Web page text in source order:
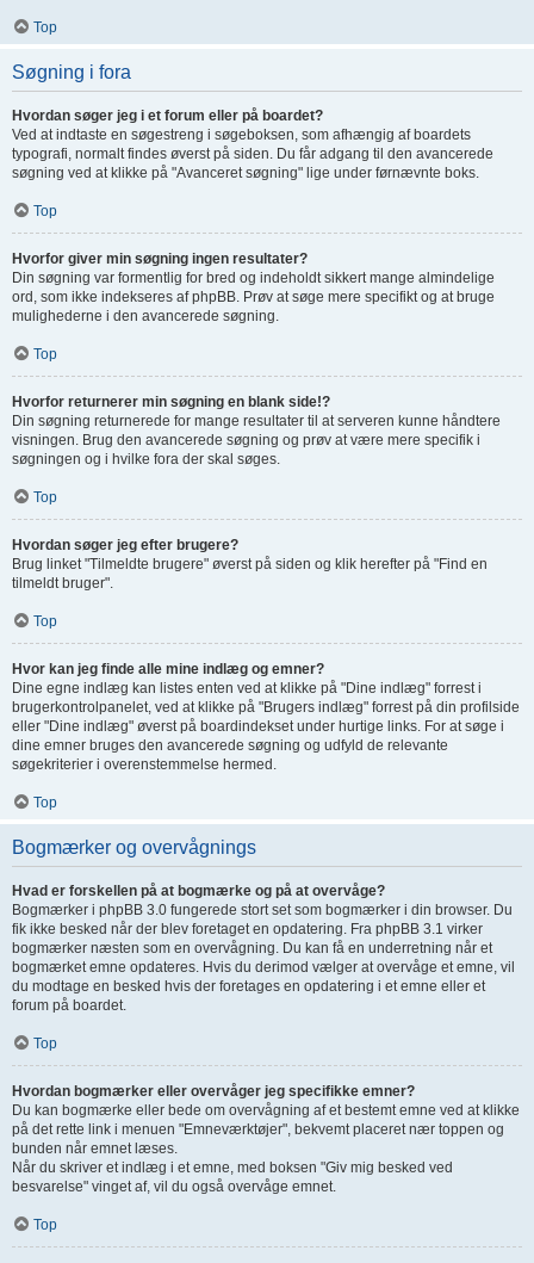
Top
Søgning i fora
Hvordan søger jeg i et forum eller på boardet?
Ved at indtaste en søgestreng i søgeboksen, som afhængig af boardets
typografi, normalt findes øverst på siden. Du får adgang til den avancerede
søgning ved at klikke på "Avanceret søgning" lige under førnævnte boks.
Top
Hvorfor giver min søgning ingen resultater?
Din søgning var formentlig for bred og indeholdt sikkert mange almindelige
ord, som ikke indekseres af phpBB. Prøv at søge mere specifikt og at bruge
mulighederne i den avancerede søgning.
Top
Hvorfor returnerer min søgning en blank side!?
Din søgning returnerede for mange resultater til at serveren kunne håndtere
visningen. Brug den avancerede søgning og prøv at være mere specifik i
søgningen og i hvilke fora der skal søges.
Top
Hvordan søger jeg efter brugere?
Brug linket "Tilmeldte brugere" øverst på siden og klik herefter på "Find en
tilmeldt bruger".
Top
Hvor kan jeg finde alle mine indlæg og emner?
Dine egne indlæg kan listes enten ved at klikke på "Dine indlæg" forrest i
brugerkontrolpanelet, ved at klikke på "Brugers indlæg" forrest på din profilside
eller "Dine indlæg" øverst på boardindekset under hurtige links. For at søge i
dine emner bruges den avancerede søgning og udfyld de relevante
søgekriterier i overenstemmelse hermed.
Top
Bogmærker og overvågnings
Hvad er forskellen på at bogmærke og på at overvåge?
Bogmærker i phpBB 3.0 fungerede stort set som bogmærker i din browser. Du
fik ikke besked når der blev foretaget en opdatering. Fra phpBB 3.1 virker
bogmærker næsten som en overvågning. Du kan få en underretning når et
bogmærket emne opdateres. Hvis du derimod vælger at overvåge et emne, vil
du modtage en besked hvis der foretages en opdatering i et emne eller et
forum på boardet.
Top
Hvordan bogmærker eller overvåger jeg specifikke emner?
Du kan bogmærke eller bede om overvågning af et bestemt emne ved at klikke
på det rette link i menuen "Emneværktøjer", bekvemt placeret nær toppen og
bunden når emnet læses.
Når du skriver et indlæg i et emne, med boksen "Giv mig besked ved
besvarelse" vinget af, vil du også overvåge emnet.
Top